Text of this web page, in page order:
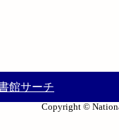
館サーチ
Copyright ©